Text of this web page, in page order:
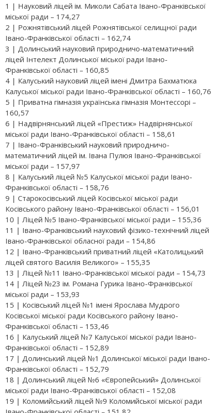
1 | Науковий ліцей ім. Миколи Сабата Івано-Франківської
міської ради – 174,27
2 | Рожнятівський ліцей Рожнятівської селищної ради
Івано-Франківської області – 162,74
3 | Долинський науковий природничо-математичний
ліцей Інтелект Долинської міської ради Івано-
Франківської області – 160,85
4 | Калуський науковий ліцей імені Дмитра Бахматюка
Калуської міської ради Івано-Франківської області – 160,76
5 | Приватна гімназія українська гімназія Монтессорі –
160,57
6 | Надвірнянський ліцей «Престиж» Надвірнянської
міської ради Івано-Франківської області – 158,61
7 | Івано-Франківський науковий природничо-
математичний ліцей ім. Івана Пулюя Івано-Франківської
міської ради – 157,97
8 | Калуський ліцей №5 Калуської міської ради Івано-
Франківської області – 158,76
9 | Старокосівський ліцей Косівської міської ради
Косівського району Івано-Франківської області – 156,01
10 | Ліцей №5 Івано-Франківської міської ради – 155,36
11 | Івано-Франківський науковий фізико-технічний ліцей
Івано-Франківської обласної ради – 154,86
12 | Івано-Франківський приватний ліцей «Католицький
ліцей святого Василія Великого» – 155,35
13 | Ліцей №11 Івано-Франківської міської ради – 154,73
14 | Ліцей №23 ім. Романа Гурика Івано-Франківської
міської ради – 153,93
15 | Косівський ліцей №1 імені Ярослава Мудрого
Косівської міської ради Косівського району Івано-
Франківської області – 153,46
16 | Калуський ліцей №7 Калуської міської ради Івано-
Франківської області – 152,89
17 | Долинський ліцей №1 Долинської міської ради Івано-
Франківської області – 152,79
18 | Долинський ліцей №6 «Європейський» Долинської
міської ради Івано-Франківської області – 152,08
19 | Коломийський ліцей №9 Коломийської міської ради